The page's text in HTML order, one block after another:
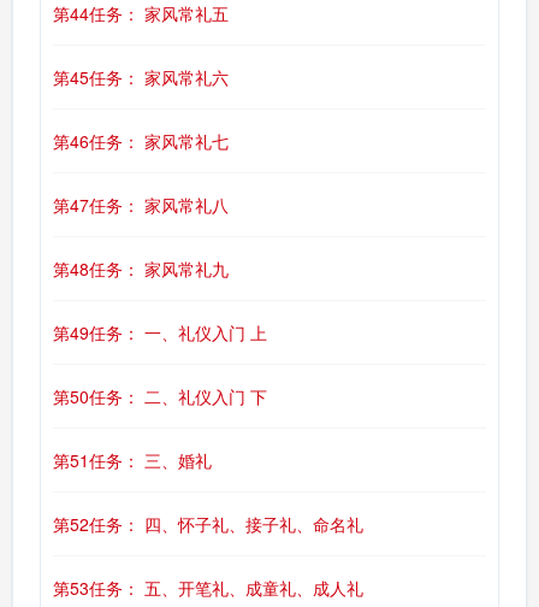
第44任务： 家风常礼五
第45任务： 家风常礼六
第46任务： 家风常礼七
第47任务： 家风常礼八
第48任务： 家风常礼九
第49任务： 一、礼仪入门 上
第50任务： 二、礼仪入门 下
第51任务： 三、婚礼
第52任务： 四、怀子礼、接子礼、命名礼
第53任务： 五、开笔礼、成童礼、成人礼